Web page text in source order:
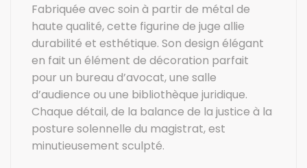
Fabriquée avec soin à partir de métal de
haute qualité, cette figurine de juge allie
durabilité et esthétique. Son design élégant
en fait un élément de décoration parfait
pour un bureau d’avocat, une salle
d’audience ou une bibliothèque juridique.
Chaque détail, de la balance de la justice à la
posture solennelle du magistrat, est
minutieusement sculpté.